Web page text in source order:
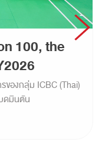
100, the
องกลุ่ม ICBC (Thai)
ดมินตัน